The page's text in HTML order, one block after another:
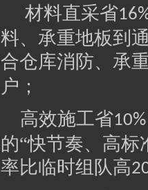
材料直采省
料、承重地板到
合仓库消防、承
户；
高效施工省10%
的“快节奏、高
率比临时组队高